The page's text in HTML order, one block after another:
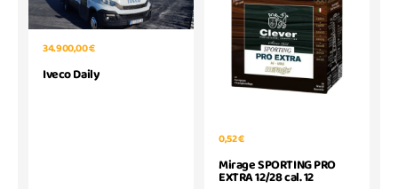
34.900,00 €
Iveco Daily
0,52 €
Mirage SPORTING PRO
EXTRA 12/28 cal. 12